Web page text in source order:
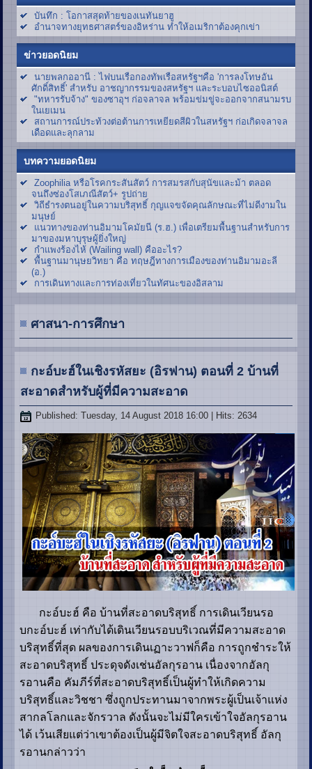
บันทึก : โอกาสสุดท้ายของเนทันยาฮู
อำนาจทางยุทธศาสตร์ของอิหร่าน ทำให้อเมริกาต้องคุกเข่า
ข่าวยอดนิยม
นายพลกออานี : ไฟบนเรือกองทัพเรือสหรัฐฯคือ 'การลงโทษอัน
ศักดิ์สิทธิ์' สำหรับ อาชญากรรมของสหรัฐฯ และระบอบไซออนิสต์
"ทหารรับจ้าง" ของซาอุฯ ก่อจลาจล พร้อมข่มขู่จะออกจากสนามรบ
ในเยเมน
สถานการณ์ประท้วงต่อต้านการเหยียดสีผิวในสหรัฐฯ ก่อเกิดจลาจล
เดือดและลุกลาม
บทความยอดนิยม
Zoophilia หรือโรคกระสันสัตว์ การสมรสกับสุนัขและม้า ตลอด
จนถึงซ่องโสเภณีสัตว์+ รูปถ่าย
วิถีธำรงตนอยู่ในความบริสุทธิ์ กุญแจขจัดคุณลักษณะที่ไม่ดีงามใน
มนุษย์
แนวทางของท่านอิมามโคมัยนี (ร.ฮ.) เพื่อเตรียมพื้นฐานสำหรับการ
มาของมหาบุรุษผู้ยิ่งใหญ่
กำแพงร้องไห้ (Wailing wall) คืออะไร?
พื้นฐานมานุษยวิทยา คือ ทฤษฎีทางการเมืองของท่านอิมามอะลี
(อ.)
การเดินทางและการท่องเที่ยวในทัศนะของอิสลาม
ศาสนา-การศึกษา
กะอ์บะฮ์ในเชิงรหัสยะ (อิรฟาน) ตอนที่ 2 บ้านที่
สะอาดสำหรับผู้ที่มีความสะอาด
Published: Tuesday, 14 August 2018 16:00 | Hits: 2634
กะอ์บะฮ์ คือ บ้านที่สะอาดบริสุทธิ์ การเดินเวียนรอ
บกะอ์บะฮ์ เท่ากับได้เดินเวียนรอบบริเวณที่มีความสะอาด
บริสุทธิ์ที่สุด ผลของการเดินเฏาะวาฟก็คือ การถูกชำระให้
สะอาดบริสุทธิ์ ประดุจดังเช่นอัลกุรอาน เนื่องจากอัลกุ
รอานคือ คัมภีร์ที่สะอาดบริสุทธิ์เป็นผู้ทำให้เกิดความ
บริสุทธิ์และวิชชา ซึ่งถูกประทานมาจากพระผู้เป็นเจ้าแห่ง
สากลโลกและจักรวาล ดังนั้นจะไม่มีใครเข้าใจอัลกุรอาน
ได้ เว้นเสียแต่ว่าเขาต้องเป็นผู้มีจิตใจสะอาดบริสุทธิ์ อัลกุ
รอานกล่าวว่า